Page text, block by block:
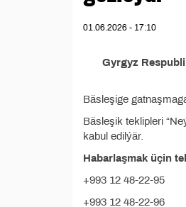
01.06.2026 - 17:10
Gyrgyz
Bäsleşige
Bäsleşik teklipleri
kabul edilýär.
Habarlaşmak üçin
+993 12 48-22-95
+993 12 48-22-96